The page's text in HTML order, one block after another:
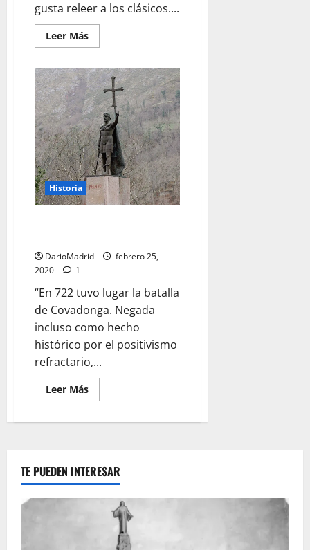
gusta releer a los clásicos....
Leer MásLeer
más
La
Reconquista
y
Claudio
Sánchez
Albornoz
Historia
DarioMadrid
febrero 25,
2020
1
“En 722 tuvo lugar la batalla
de Covadonga. Negada
incluso como hecho
histórico por el positivismo
refractario,...
Leer MásLeer
más
Pelayo
de
Covadonga
TE PUEDEN INTERESAR